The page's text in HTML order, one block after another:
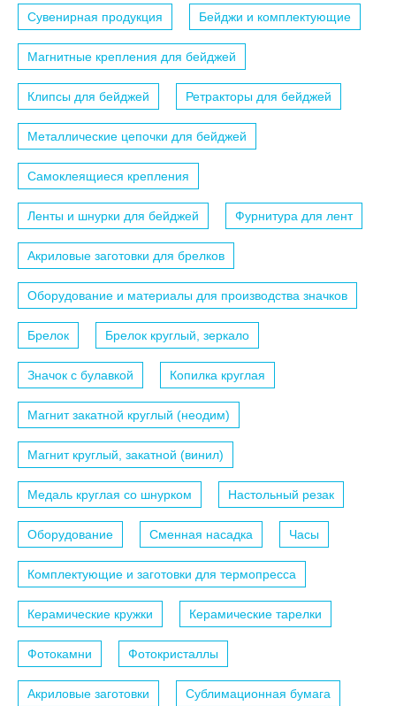
Сувенирная продукция Бейджи и комплектующие
Магнитные крепления для бейджей
Клипсы для бейджей Ретракторы для бейджей
Металлические цепочки для бейджей
Самоклеящиеся крепления
Ленты и шнурки для бейджей Фурнитура для лент
Акриловые заготовки для брелков
Оборудование и материалы для производства значков
Брелок Брелок круглый, зеркало
Значок с булавкой Копилка круглая
Магнит закатной круглый (неодим)
Магнит круглый, закатной (винил)
Медаль круглая со шнурком Настольный резак
Оборудование Сменная насадка Часы
Комплектующие и заготовки для термопресса
Керамические кружки Керамические тарелки
Фотокамни Фотокристаллы
Акриловые заготовки Сублимационная бумага